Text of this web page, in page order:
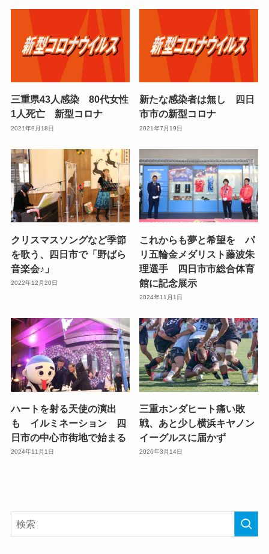
三重県43人感染 80代女性
1人死亡 新型コロナ
2021年9月18日
新たな感染者は無し 四日
市市の新型コロナ
2021年7月19日
クリスマスソングなど季節
を歌う、四日市で「野ばら
音楽会♪」
2022年12月20日
これからも夢と希望を パ
リ五輪金メダリスト藤波朱
理選手 四日市市総合体育
館に記念展示
2024年11月1日
ハートを射る天使の演出
も イルミネーション 四
日市の中心市街地で始まる
2024年11月1日
三重ホンダヒート痛い敗
戦、あと少し横浜キヤノン
イーグルスに届かず
2026年3月14日